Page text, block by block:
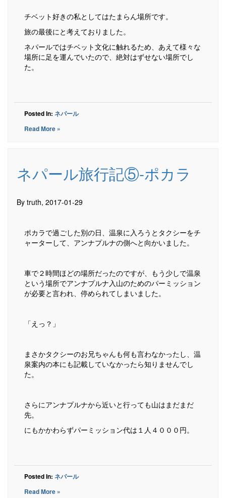
チベット好きの私としてはたまらん場所です。
旅の最後にと考えておりました。
ネパールではチベット文化に触れるため、あえて様々な
場所に足を運んでいたので、絶対はずせない場所でし
た。
Posted In: ネパール
Read More »
ネパール旅行記⑤-ポカラ
By truth, 2017-01-29
ポカラで過ごした別の日、温泉に入ろうとタクシーをチ
ャーターして、アンナプルナの側へと向かいました。
車で２時間ほどの場所だったのですが、もう少しで温泉
という場所でアンナプルナ入山のためのパーミッション
が必要と言われ、停められてしまいました。
「えっ？」
まさかタクシーのお兄ちゃんも何も言わなかったし、温
泉案内の本にも記載していなかったら知りませんでし
た。
さらにアンナプルナから近いと行っても山はまだまだ
先。
にもかかわらずパーミッション代は１人４０００円。
Posted In: ネパール
Read More »